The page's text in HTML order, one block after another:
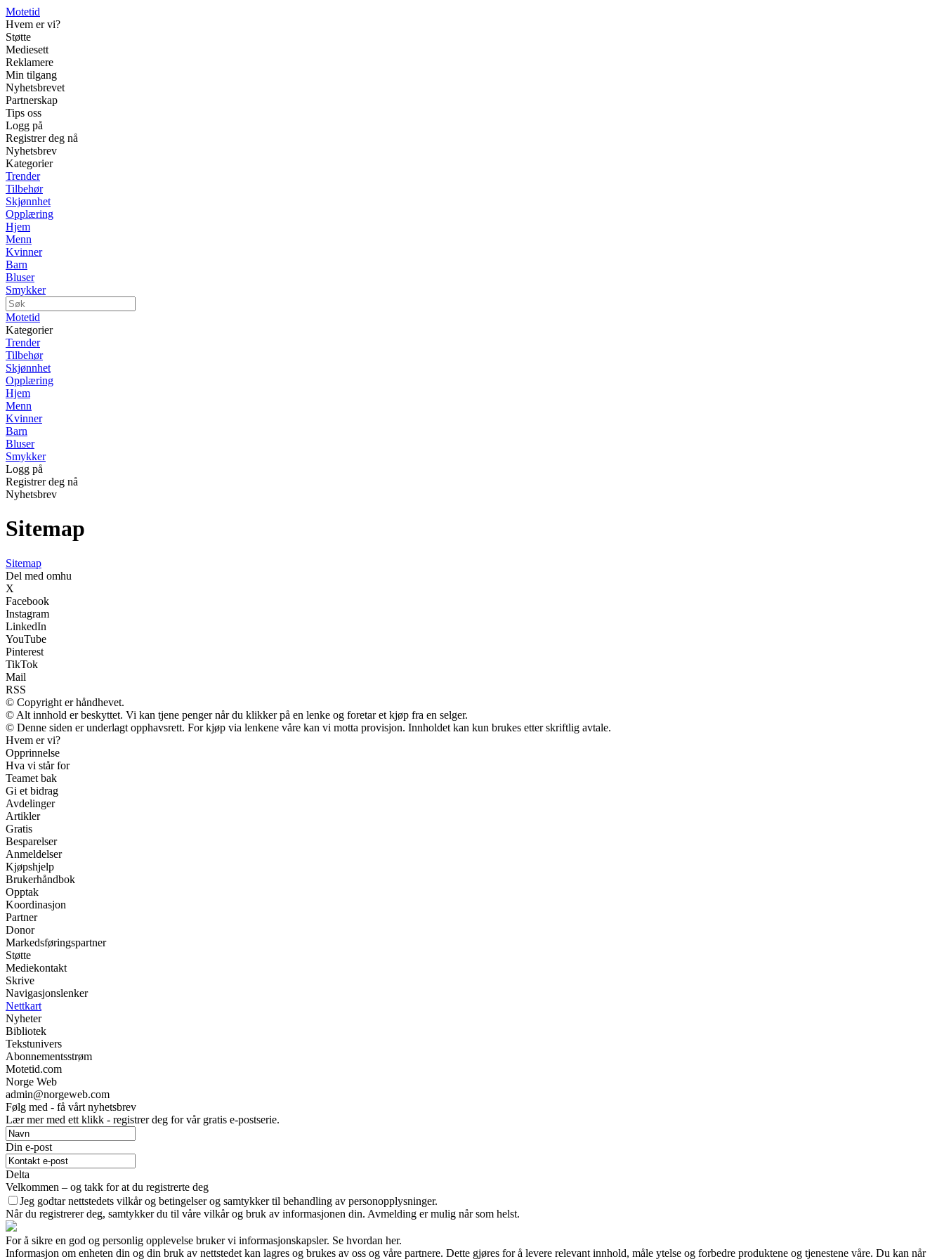
Motetid
Hvem er vi?
Støtte
Mediesett
Reklamere
Min tilgang
Nyhetsbrevet
Partnerskap
Tips oss
Logg på
Registrer deg nå
Nyhetsbrev
Kategorier
Trender
Tilbehør
Skjønnhet
Opplæring
Hjem
Menn
Kvinner
Barn
Bluser
Smykker
Motetid
Kategorier
Trender
Tilbehør
Skjønnhet
Opplæring
Hjem
Menn
Kvinner
Barn
Bluser
Smykker
Logg på
Registrer deg nå
Nyhetsbrev
Sitemap
Sitemap
Del med omhu
X
Facebook
Instagram
LinkedIn
YouTube
Pinterest
TikTok
Mail
RSS
© Copyright er håndhevet.
© Alt innhold er beskyttet. Vi kan tjene penger når du klikker på en lenke og foretar et kjøp fra en selger.
© Denne siden er underlagt opphavsrett. For kjøp via lenkene våre kan vi motta provisjon. Innholdet kan kun brukes etter skriftlig avtale.
Hvem er vi?
Opprinnelse
Hva vi står for
Teamet bak
Gi et bidrag
Avdelinger
Artikler
Gratis
Besparelser
Anmeldelser
Kjøpshjelp
Brukerhåndbok
Opptak
Koordinasjon
Partner
Donor
Markedsføringspartner
Støtte
Mediekontakt
Skrive
Navigasjonslenker
Nettkart
Nyheter
Bibliotek
Tekstunivers
Abonnementsstrøm
Motetid.com
Norge Web
admin@norgeweb.com
Følg med - få vårt nyhetsbrev
Lær mer med ett klikk - registrer deg for vår gratis e-postserie.
Din e-post
Delta
Velkommen – og takk for at du registrerte deg
Jeg godtar nettstedets vilkår og betingelser og samtykker til behandling av personopplysninger.
Når du registrerer deg, samtykker du til våre vilkår og bruk av informasjonen din. Avmelding er mulig når som helst.
For å sikre en god og personlig opplevelse bruker vi informasjonskapsler. Se hvordan her.
Informasjon om enheten din og din bruk av nettstedet kan lagres og brukes av oss og våre partnere. Dette gjøres for å levere relevant innhold, måle ytelse og forbedre produktene og tjenestene våre. Du kan når